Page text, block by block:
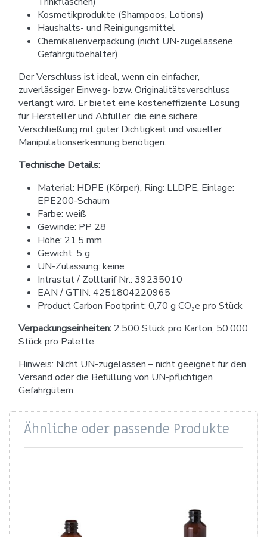
Kosmetikprodukte (Shampoos, Lotions)
Haushalts- und Reinigungsmittel
Chemikalienverpackung (nicht UN-zugelassene
Gefahrgutbehälter)
Der Verschluss ist ideal, wenn ein einfacher,
zuverlässiger Einweg- bzw. Originalitätsverschluss
verlangt wird. Er bietet eine kosteneffiziente Lösung
für Hersteller und Abfüller, die eine sichere
Verschließung mit guter Dichtigkeit und visueller
Manipulationserkennung benötigen.
Technische Details:
Material: HDPE (Körper), Ring: LLDPE, Einlage:
EPE200-Schaum
Farbe: weiß
Gewinde: PP 28
Höhe: 21,5 mm
Gewicht: 5 g
UN-Zulassung: keine
Intrastat / Zolltarif Nr.: 39235010
EAN / GTIN: 4251804220965
Product Carbon Footprint: 0,70 g CO₂e pro Stück
Verpackungseinheiten: 2.500 Stück pro Karton, 50.000
Stück pro Palette.
Hinweis: Nicht UN-zugelassen – nicht geeignet für den
Versand oder die Befüllung von UN-pflichtigen
Gefahrgütern.
Ähnliche oder passende Produkte